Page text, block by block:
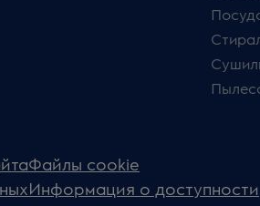
Файлы cookie
Информация о доступности